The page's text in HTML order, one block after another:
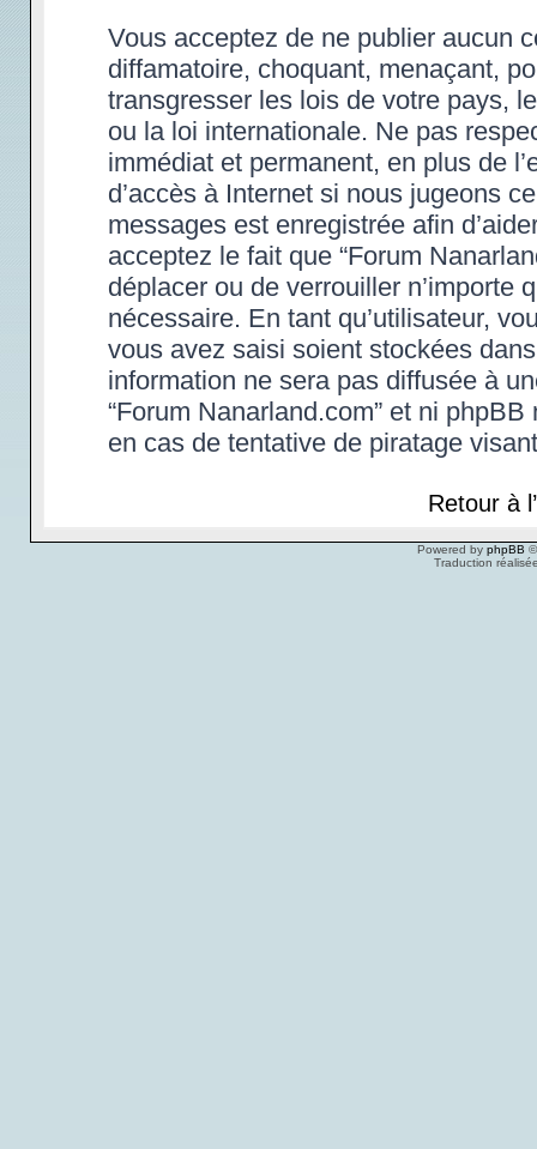
Vous acceptez de ne publier aucun
diffamatoire, choquant, menaçant,
transgresser les lois de votre pays,
ou la loi internationale. Ne pas
immédiat et permanent, en plus de
d’accès à Internet si nous jugeons
messages est enregistrée afin
acceptez le fait que “Forum
déplacer ou de verrouiller n’importe
nécessaire. En tant qu’utilisateur,
vous avez saisi soient stockées
information ne sera pas diffusée à
“Forum Nanarland.com” et ni
en cas de tentative de piratage
Retour à
Powered by phpBB
Traduction